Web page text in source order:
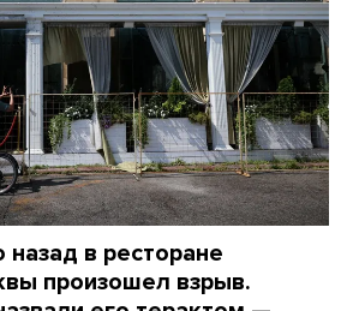
в ресторане
произошел взрыв.